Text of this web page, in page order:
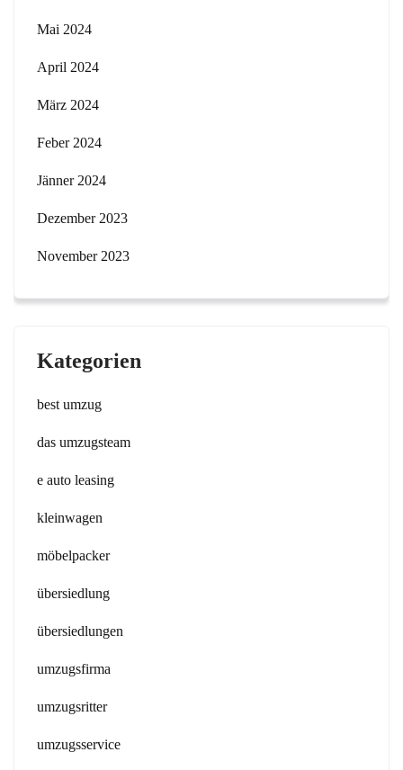
Mai 2024
April 2024
März 2024
Feber 2024
Jänner 2024
Dezember 2023
November 2023
Kategorien
best umzug
das umzugsteam
e auto leasing
kleinwagen
möbelpacker
übersiedlung
übersiedlungen
umzugsfirma
umzugsritter
umzugsservice